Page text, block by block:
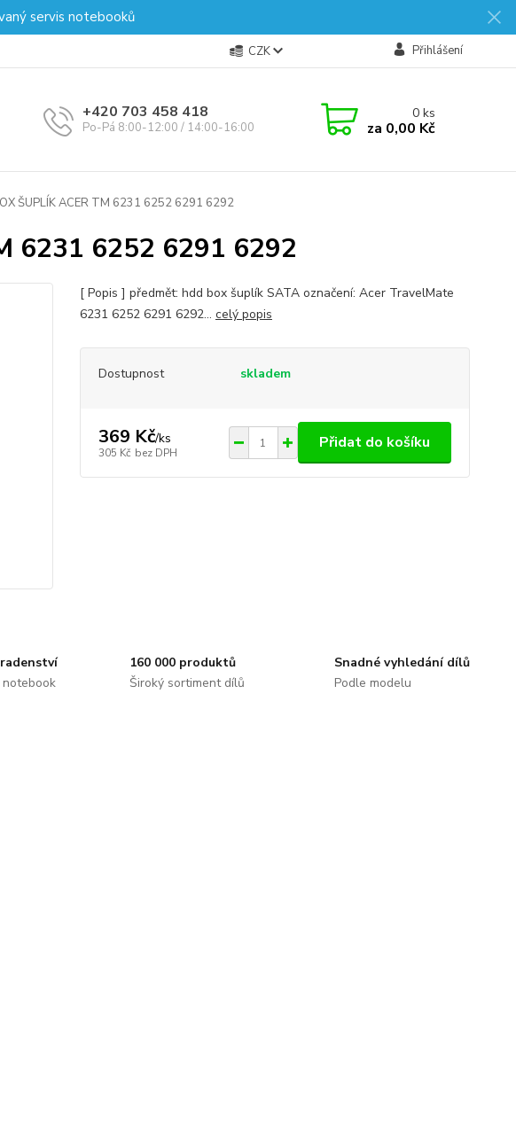
servis notebooků
CZK Přihlášení
+420 703 458 418
Po-Pá 8:00-12:00 / 14:00-16:00
0ks
za 0,00 Kč
ŠUPLÍK ACER TM 6231 6252 6291 6292
6231 6252 6291 6292
[ Popis ] předmět: hdd box šuplík SATA označení: Acer TravelMate
6231 6252 6291 6292... celý popis
Dostupnost skladem
369 Kč/ks
305 Kč bez DPH
Přidat do košíku
notebook
160 000 produktů
Široký sortiment dílů
Snadné vyhledání dílů
Podle modelu